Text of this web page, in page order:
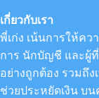
เกี่ยวกับเรา
พี่เก่ง เน้นการให้ค
การ นักบัญชี และผู้ที่
อย่างถูกต้อง รวมถึ
ช่วยประหยัดเงิน บ